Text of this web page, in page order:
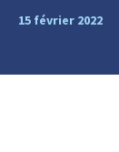
15 février 2022